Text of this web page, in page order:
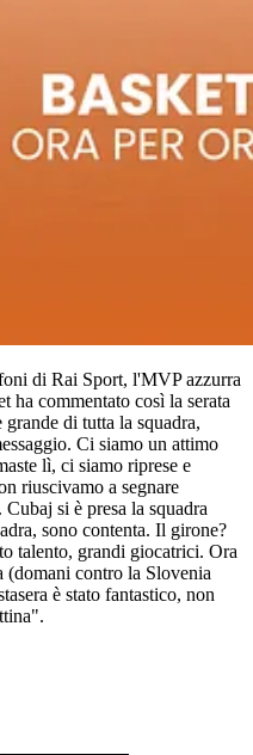
di Rai Sport, l'MVP azzurra
ha commentato così la serata
di tutta la squadra,
Ci siamo un attimo
lì, ci siamo riprese e
riuscivamo a segnare
si è presa la squadra
sono contenta. Il girone?
talento, grandi giocatrici. Ora
(domani contro la Slovenia
è stato fantastico, non